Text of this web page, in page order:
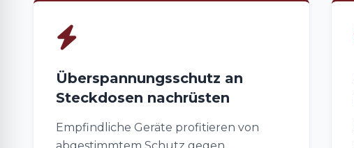
Überspannungsschutz an
Steckdosen nachrüsten
Empfindliche Geräte profitieren von